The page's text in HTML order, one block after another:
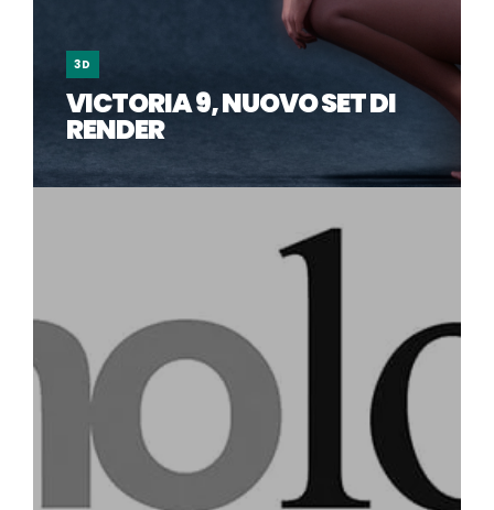
3D
VICTORIA 9, NUOVO SET DI
RENDER